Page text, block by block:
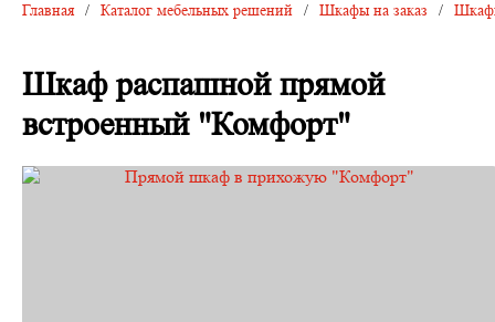
Главная / Каталог мебельных решений / Шкафы на заказ /
Шкаф распашной прямой
встроенный "Комфорт"